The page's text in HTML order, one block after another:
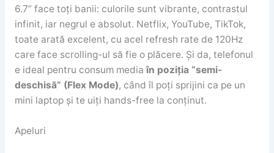
6.7” face toți banii: culorile sunt vibrante, contrastul
infinit, iar negrul e absolut. Netflix, YouTube, TikTok,
toate arată excelent, cu acel refresh rate de 120Hz
care face scrolling-ul să fie o plăcere. Și da, telefonul
e ideal pentru consum mediaîn poziția “semi-
deschisă” (Flex Mode), când îl poți sprijini ca pe un
mini laptop și te uiți hands-free la conținut.
Apeluri